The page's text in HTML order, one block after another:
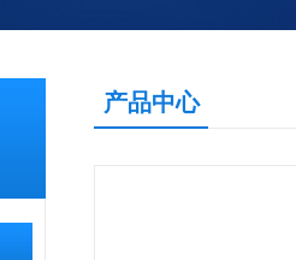
产品中心